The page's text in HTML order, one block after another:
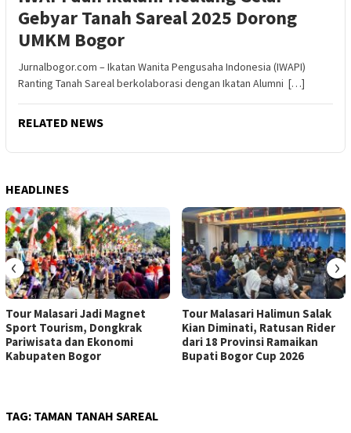
Gebyar Tanah Sareal 2025 Dorong
UMKM Bogor
Jurnalbogor.com – Ikatan Wanita Pengusaha Indonesia (IWAPI)
Ranting Tanah Sareal berkolaborasi dengan Ikatan Alumni […]
RELATED NEWS
HEADLINES
Tour Malasari Jadi Magnet
Sport Tourism, Dongkrak
Pariwisata dan Ekonomi
Kabupaten Bogor
Tour Malasari Halimun Salak
Kian Diminati, Ratusan Rider
dari 18 Provinsi Ramaikan
Bupati Bogor Cup 2026
‹ ›
TAG: TAMAN TANAH SAREAL